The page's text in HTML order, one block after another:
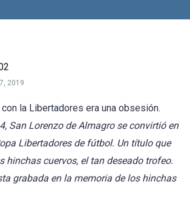
2019
la Libertadores era una obsesión.
San Lorenzo de Almagro se convirtió en
Libertadores de fútbol. Un título que
hinchas cuervos, el tan deseado trofeo.
grabada en la memoria de los hinchas